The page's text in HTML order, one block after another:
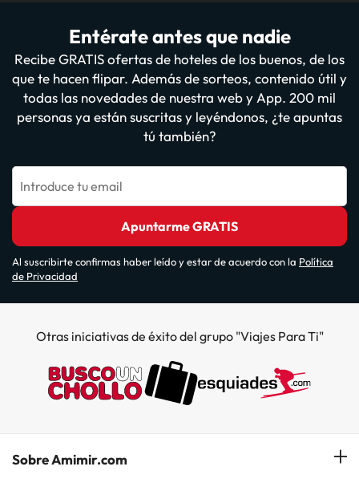
Entérate antes que nadie
Recibe GRATIS ofertas de hoteles de los buenos, de los
que te hacen flipar. Además de sorteos, contenido útil y
todas las novedades de nuestra web y App. 200 mil
personas ya están suscritas y leyéndonos, ¿te apuntas
tú también?
Introduce tu email
Apuntarme GRATIS
Al suscribirte confirmas haber leído y estar de acuerdo con la Política
de Privacidad
Otras iniciativas de éxito del grupo "Viajes Para Ti"
Sobre Amimir.com